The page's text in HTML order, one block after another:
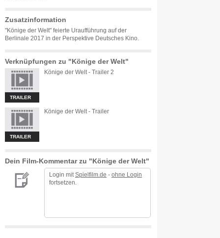
Zusatzinformation
"Könige der Welt" feierte Uraufführung auf der
Berlinale 2017 in der Perspektive Deutsches Kino.
Verknüpfungen zu "Könige der Welt"
TRAILER
Könige der Welt - Trailer 2
TRAILER
Könige der Welt - Trailer
Dein Film-Kommentar zu "Könige der Welt"
Login mit Spielfilm.de - ohne Login
fortsetzen.